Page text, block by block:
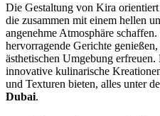
Die Gestaltung von Kira
die zusammen mit einem hellen
angenehme Atmosphäre
hervorragende Gerichte
ästhetischen Umgebung erfreuen.
innovative kulinarische
und Texturen bieten, alles unter
Dubai.